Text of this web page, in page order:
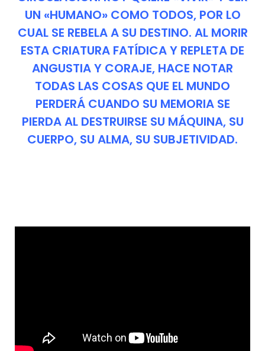
UN «HUMANO» COMO TODOS, POR LO
CUAL SE REBELA A SU DESTINO. AL MORIR
ESTA CRIATURA FATÍDICA Y REPLETA DE
ANGUSTIA Y CORAJE, HACE NOTAR
TODAS LAS COSAS QUE EL MUNDO
PERDERÁ CUANDO SU MEMORIA SE
PIERDA AL DESTRUIRSE SU MÁQUINA, SU
CUERPO, SU ALMA, SU SUBJETIVIDAD.